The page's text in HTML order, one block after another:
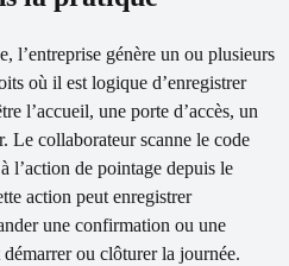
l’entreprise génère un ou plusieurs
où il est logique d’enregistrer
l’accueil, une porte d’accès, un
Le collaborateur scanne le code
l’action de pointage depuis le
action peut enregistrer
une confirmation ou une
ou clôturer la journée.